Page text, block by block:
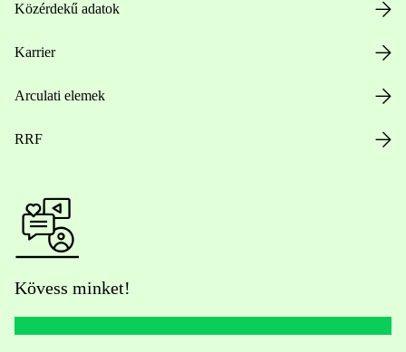
Közérdekű adatok
Karrier
Arculati elemek
RRF
Kövess minket!